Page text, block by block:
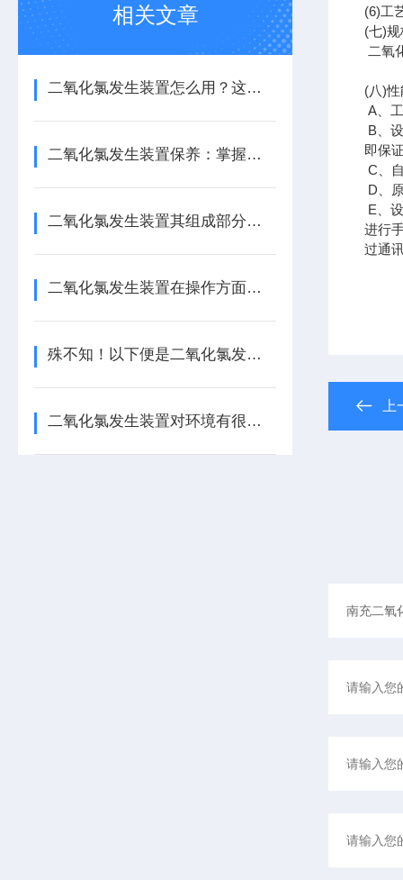
相关文章
二氧化氯发生装置怎么用？这份实操指南，让新手也能轻松上手！
二氧化氯发生装置保养：掌握这几招，让设备稳效运行更省心！
二氧化氯发生装置其组成部分通常包括以下几个主要系统或部件
二氧化氯发生装置在操作方面有以下指南！
殊不知！以下便是二氧化氯发生装置的特点所在！
二氧化氯发生装置对环境有很强的保护作用
(6)工
(七)规
二氧
(八)性
A 、
B 、
即保
C 、
D 、
E 、
进行
过通